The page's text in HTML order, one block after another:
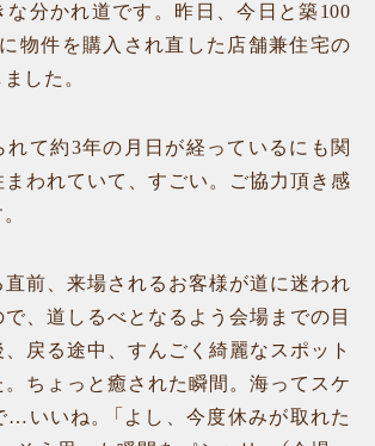
分かれ道です。昨日、今日と築100
物件を購入され直した店舗兼住宅の
した。
れて約3年の月日が経っているにも関
まわれていて、すごい。ご協力頂き感
直前、来場されるお客様が道に迷われ
、道しるべとなるよう会場までの目
戻る途中、すんごく綺麗なスポット
。ちょっと癒された瞬間。海ってスケ
…いいね。「よし、今度休みが取れた